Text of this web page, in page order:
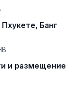
Банг
и размещение